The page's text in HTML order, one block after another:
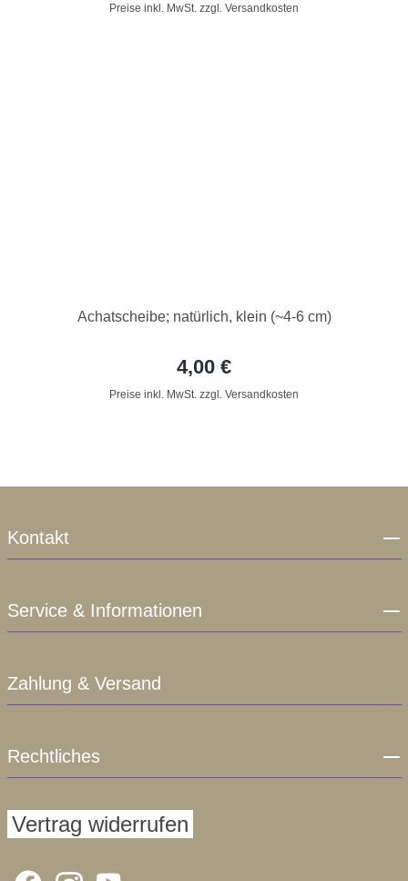
Preise inkl. MwSt. zzgl. Versandkosten
Achatscheibe; natürlich, klein (~4-6 cm)
4,00 €
Preise inkl. MwSt. zzgl. Versandkosten
Kontakt
Service & Informationen
Zahlung & Versand
Rechtliches
Vertrag widerrufen